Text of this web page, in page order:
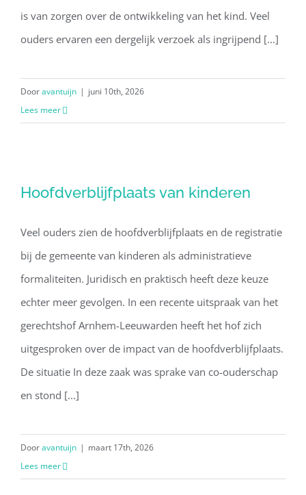
is van zorgen over de ontwikkeling van het kind. Veel
ouders ervaren een dergelijk verzoek als ingrijpend [...]
Dooravantuijn | juni 10th, 2026
Lees meer
Hoofdverblijfplaats van kinderen
Hoofdverblijfplaats van kinderen
Veel ouders zien de hoofdverblijfplaats en de registratie
bij de gemeente van kinderen als administratieve
formaliteiten. Juridisch en praktisch heeft deze keuze
echter meer gevolgen. In een recente uitspraak van het
gerechtshof Arnhem-Leeuwarden heeft het hof zich
uitgesproken over de impact van de hoofdverblijfplaats.
De situatie In deze zaak was sprake van co-ouderschap
en stond [...]
Dooravantuijn | maart 17th, 2026
Lees meer